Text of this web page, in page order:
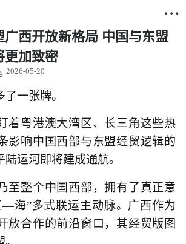

广西开放新格局 中国与东盟
更加致密
2026-05-20
一张牌。
着粤港澳大湾区、长三角这些热
影响中国西部与东盟经贸逻辑的
运河即将建成通航。
至整个中国西部，拥有了真正意
海”多式联运主动脉。广西作为
放合作的前沿窗口，其经贸版图